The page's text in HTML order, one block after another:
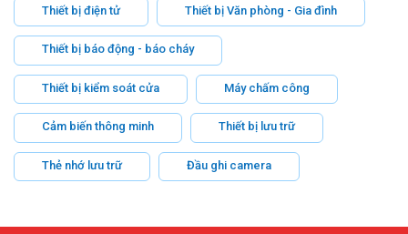
Thiết bị điện tử Thiết bị Văn phòng - Gia đình
Thiết bị báo động - báo cháy
Thiết bị kiểm soát cửa Máy chấm công
Cảm biến thông minh Thiết bị lưu trữ
Thẻ nhớ lưu trữ Đầu ghi camera